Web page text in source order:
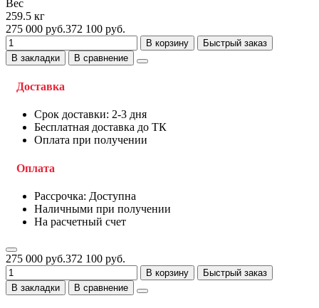
Вес
259.5 кг
275 000 руб.372 100 руб.
В корзину
Быстрый заказ
В закладки
В сравнение
Доставка
Срок доставки: 2-3 дня
Бесплатная доставка до ТК
Оплата при получении
Оплата
Рассрочка: Доступна
Наличными при получении
На расчетный счет
275 000 руб.372 100 руб.
В корзину
Быстрый заказ
В закладки
В сравнение